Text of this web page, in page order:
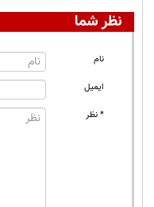
نظر شما
نام
ایمیل
* نظر